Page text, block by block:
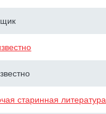
старинная литература